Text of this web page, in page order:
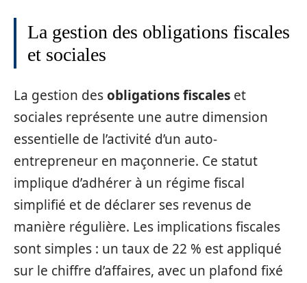
La gestion des obligations fiscales
et sociales
La gestion desobligations fiscales et
sociales représente une autre dimension
essentielle de l’activité d’un auto-
entrepreneur en maçonnerie. Ce statut
implique d’adhérer à un régime fiscal
simplifié et de déclarer ses revenus de
manière régulière. Les implications fiscales
sont simples : un taux de 22 % est appliqué
sur le chiffre d’affaires, avec un plafond fixé